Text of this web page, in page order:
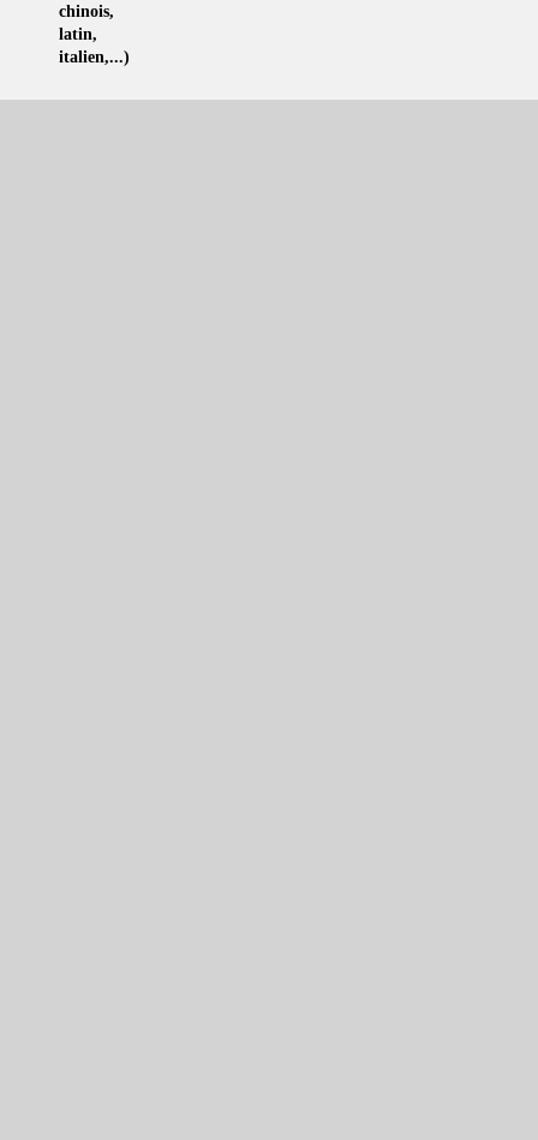
chinois,
latin,
italien,...)